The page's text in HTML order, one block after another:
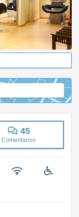
45
Comentarios